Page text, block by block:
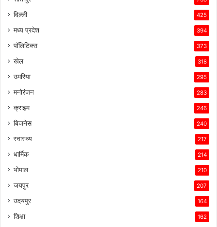
दिल्ली 425
मध्य प्रदेश 394
पॉलिटिक्स 373
खेल 318
उमरिया 295
मनोरंजन 283
क्राइम 246
बिजनेस 240
स्वास्थ्य 217
धार्मिक 214
भोपाल 210
जयपुर 207
उदयपुर 164
शिक्षा 162